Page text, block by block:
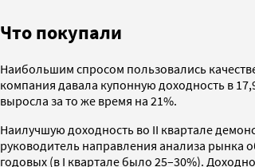
Что покупали
Наибольшим спросом пользовались
компания давала купонную доходность в
выросла за то же время на 21%.
Наилучшую доходность во II квартале
руководитель направления анализа рынка
годовых (в I квартале было 25–30%).